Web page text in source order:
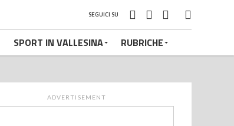
SEGUICI SU
SPORT IN VALLESINA RUBRICHE
ADVERTISEMENT